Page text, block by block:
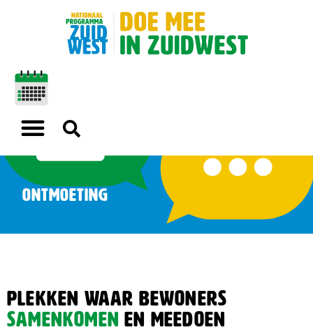
Ontmoeting
Plekken waar bewoners
samenkomen en meedoen